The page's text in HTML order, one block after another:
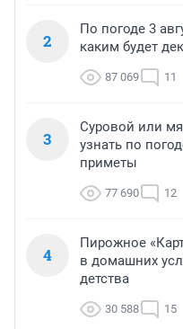
2
По погоде 3
каким будет
87 069 11
3
Суровой или
узнать по
приметы
77 690 12
4
Пирожное
в домашних
детства
30 588 15